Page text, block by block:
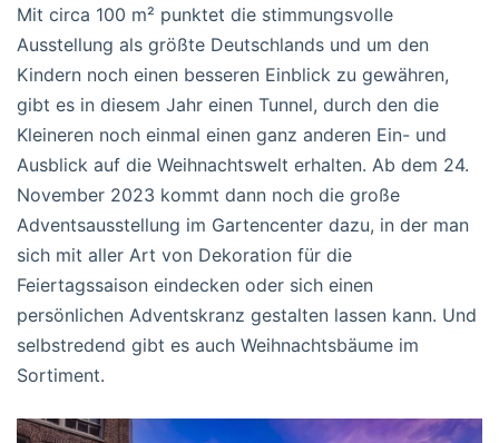
Mit circa 100 m² punktet die stimmungsvolle
Ausstellung als größte Deutschlands und um den
Kindern noch einen besseren Einblick zu gewähren,
gibt es in diesem Jahr einen Tunnel, durch den die
Kleineren noch einmal einen ganz anderen Ein- und
Ausblick auf die Weihnachtswelt erhalten. Ab dem 24.
November 2023 kommt dann noch die große
Adventsausstellung im Gartencenter dazu, in der man
sich mit aller Art von Dekoration für die
Feiertagssaison eindecken oder sich einen
persönlichen Adventskranz gestalten lassen kann. Und
selbstredend gibt es auch Weihnachtsbäume im
Sortiment.